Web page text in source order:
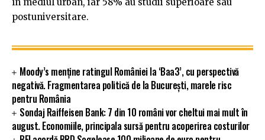
postuniversitare.
Moody’s menține ratingul României la ‘Baa3’, cu perspectivă
negativă. Fragmentarea politică de la București, marele risc
pentru România
Sondaj Raiffeisen Bank: 7 din 10 români vor cheltui mai mult în
august. Economiile, principala sursă pentru acoperirea costurilor